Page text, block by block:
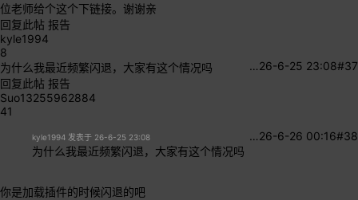
位老师给个这个下链接。谢谢亲
回复此帖 报告
kyle1994
8
#37
26-6-25 23:08
…
为什么我最近频繁闪退，大家有这个情况吗
回复此帖 报告
Suo13255962884
41
#38
26-6-26 00:16
…
kyle1994 发表于 26-6-25 23:08
为什么我最近频繁闪退，大家有这个情况吗
你是加载插件的时候闪退的吧